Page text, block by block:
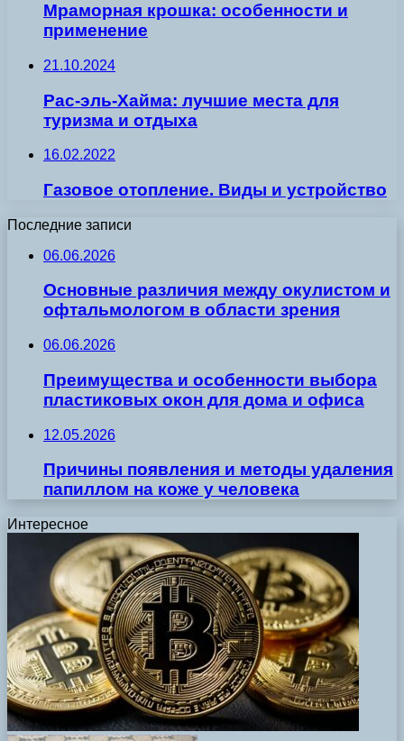
Мраморная крошка: особенности и
применение
21.10.2024
Рас-эль-Хайма: лучшие места для
туризма и отдыха
16.02.2022
Газовое отопление. Виды и устройство
Последние записи
06.06.2026
Основные различия между окулистом и
офтальмологом в области зрения
06.06.2026
Преимущества и особенности выбора
пластиковых окон для дома и офиса
12.05.2026
Причины появления и методы удаления
папиллом на коже у человека
Интересное